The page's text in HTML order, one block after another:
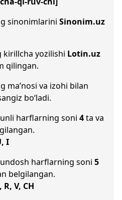
sinonimlarini Sinonim.uz
kirillcha yozilishi Lotin.uz
qilingan.
ma’nosi va izohi bilan
bo‘ladi.
unli harflarning soni 4ta va
I
undosh harflarning soni 5
belgilangan.
R, V, CH